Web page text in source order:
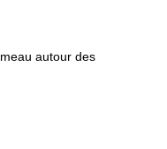
autour des